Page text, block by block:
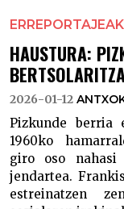
ERREPORTAJEAK
HAUSTURA:
2026-01-12
Pizkunde berria
1960ko
giro oso nahasi
jendartea.
estreinatzen